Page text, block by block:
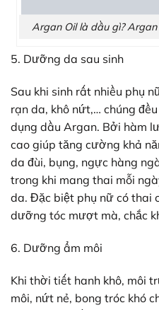
Argan Oil là dầu gì?
5. Dưỡng da sau sinh
Sau khi sinh rất nhiều phụ
rạn da, khô nứt,… chúng
dụng dầu Argan. Bởi hàm
cao giúp tăng cường khả
da đùi, bụng, ngực hàng
trong khi mang thai mỗi
da. Đặc biệt phụ nữ có thai
dưỡng tóc mượt mà, chắc
6. Dưỡng ẩm môi
Khi thời tiết hanh khô, môi
môi, nứt nẻ, bong tróc khó